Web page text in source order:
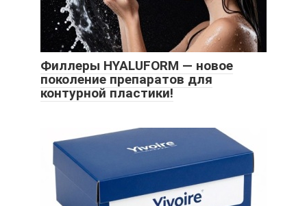
Филлеры HYALUFORM — новое
поколение препаратов для
контурной пластики!